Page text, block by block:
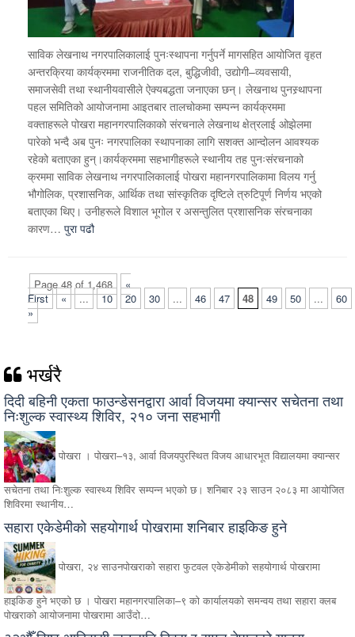
साविक लेखनाथ नगरपालिकालाई पुनःस्थापना गर्नुपर्ने मागसहित आयोजित वृहत
अन्तरक्रिया कार्यक्रममा राजनीतिक दल, बुद्धिजीवी, उद्योगी–व्यवसायी,
समाजसेवी तथा स्थानीयवासीले ऐक्यबद्धता जनाएका छन्। लेखनाथ पुनस्र्थापना
पहल समितिको आयोजनामा आइतबार तालचोकमा सम्पन्न कार्यक्रममा
वक्ताहरूले पोखरा महानगरपालिकाको संरचनाले लेखनाथ क्षेत्रलाई ओझेलमा
पारेको भन्दै अब पुनः नगरपालिका स्थापनाका लागि सशक्त आन्दोलन आवश्यक
रहेको बताएका हुन्।कार्यक्रममा सहभागीहरूले स्थानीय तह पुनःसंरचनाको
क्रममा साविक लेखनाथ नगरपालिकालाई पोखरा महानगरपालिकामा विलय गर्नु
भौगोलिक, प्रशासनिक, आर्थिक तथा सांस्कृतिक दृष्टिले त्रुटिपूर्ण निर्णय भएको
बताएका थिए। उनीहरूले विशाल भूगोल र असन्तुलित प्रशासनिक संरचनाका
कारण… पुरा पढौ
Page 48 of 1,468
«
First
« ... 10 20 30 ... 46 47 48 49 50 ...
60
»
भर्खरै
दिदी बहिनी एकता फाउन्डेसनद्वारा आर्वा विजयमा क्यान्सर सचेतना तथा
निःशुल्क स्वास्थ्य शिविर, २१० जना सहभागी
पोखरा । पोखरा–१३, आर्वा विजयपुरस्थित विजय आधारभूत विद्यालयमा क्यान्सर
सचेतना तथा निःशुल्क स्वास्थ्य शिविर सम्पन्न भएको छ। शनिबार २३ साउन २०८३ मा आयोजित
शिविरमा स्थानीय…
सहारा एकेडेमीको सहयोगार्थ पोखरामा शनिबार हाइकिङ हुने
पोखरा, २४ साउनपोखराको सहारा फुटवल एकेडेमीको सहयोगार्थ पोखरामा
हाइकिङ हुने भएको छ । पोखरा महानगरपालिका–९ को कार्यालयको समन्वय तथा सहारा क्लब
पोखराको आयोजनामा पोखरामा आउँदो…